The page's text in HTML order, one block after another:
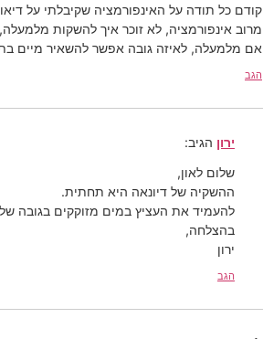
קודם כל תודה על האינפורמציה שקיבלתי על
מרוב אינפורמציה, לא זוכר איך להשקות
אם מלמעלה, לאיזה גובה אפשר להשאיר מיים
הגב
ירון הגיב:
שלום לאון,
ההשקיה של דיונאה היא תחתית.
להעמיד את העציץ במים מזוקקים בגובה של 1-2 ס”מ, ולמלא כשהמים התאדו.
בהצלחה,
ירון
הגב